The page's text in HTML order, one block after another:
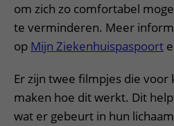
om zich zo comfortabel
te verminderen. Meer
op Mijn Ziekenhuispaspoort
Er zijn twee filmpjes die
maken hoe dit werkt. Dit
wat er gebeurt in hun